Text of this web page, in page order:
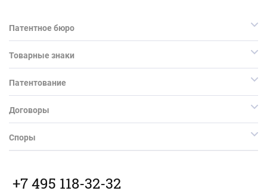
Патентное бюро
Товарные знаки
Патентование
Договоры
Споры
+7 495 118-32-32